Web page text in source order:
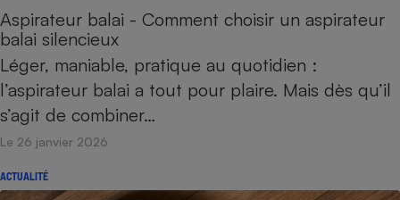
Aspirateur balai - Comment choisir un aspirateur
balai silencieux
Léger, maniable, pratique au quotidien :
l’aspirateur balai a tout pour plaire. Mais dès qu’il
s’agit de combiner…
Le 26 janvier 2026
ACTUALITÉ
Cafetière à expressos
Robot ménager